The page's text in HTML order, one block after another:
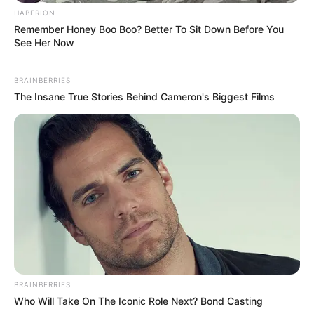
TAGS
HABERION
Remember Honey Boo Boo? Better To Sit Down Before You
See Her Now
BRAINBERRIES
The Insane True Stories Behind Cameron's Biggest Films
BRAINBERRIES
Who Will Take On The Iconic Role Next? Bond Casting